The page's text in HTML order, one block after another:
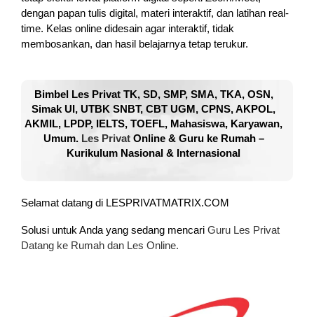
dengan papan tulis digital, materi interaktif, dan latihan real-
time. Kelas online didesain agar interaktif, tidak
membosankan, dan hasil belajarnya tetap terukur.
Bimbel Les Privat TK, SD, SMP, SMA, TKA, OSN,
Simak UI, UTBK SNBT, CBT UGM, CPNS, AKPOL,
AKMIL, LPDP, IELTS, TOEFL, Mahasiswa, Karyawan,
Umum. Les PrivatOnline & Guru ke Rumah –
Kurikulum Nasional & Internasional
Selamat datang di LESPRIVATMATRIX.COM
Solusi untuk Anda yang sedang mencari Guru Les Privat
Datang ke Rumah dan Les Online.